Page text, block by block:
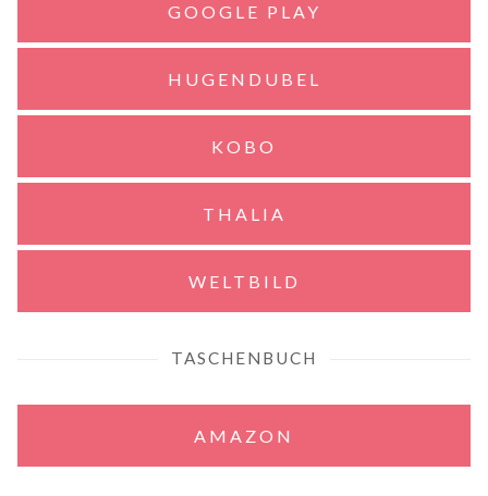
GOOGLE PLAY
HUGENDUBEL
KOBO
THALIA
WELTBILD
TASCHENBUCH
AMAZON